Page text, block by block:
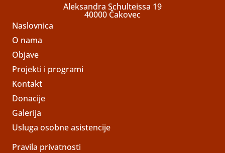
Aleksandra Schulteissa 19
40000 Čakovec
Naslovnica
O nama
Objave
Projekti i programi
Kontakt
Donacije
Galerija
Usluga osobne asistencije
Pravila privatnosti